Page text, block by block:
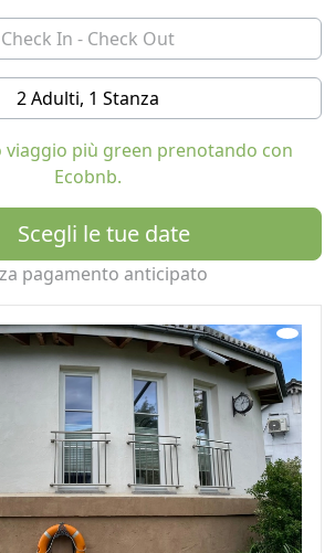
a piedi dalla stazione
sono collegamenti diretti con le
Sciaffusa (10 minuti) e con Zurigo. In
il Lago di Costanza,
Nera, Schluchsee e Wutachtal in
bellissimi sentieri escursionistici nella
con una bellissima vista si possono
l'Eiger, il Mönch e la Jungfrau da
letto, mensola, scrivania, doccia, WC
140 cm, scaffale, toletta,
privata. griglia
sala da pranzo e angolo lettura,
su richiesta
2 Adulti, 1 Stanza
viaggio più green prenotando con
Ecobnb.
Scegli le tue date
pagamento anticipato